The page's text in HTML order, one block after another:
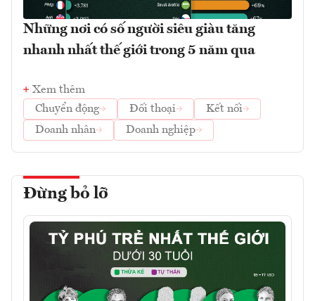
Những nơi có số người siêu giàu tăng
nhanh nhất thế giới trong 5 năm qua
Xem thêm
Chuyển động
Đối thoại
Kết nối
Doanh nhân
Doanh nghiệp
Đừng bỏ lỡ